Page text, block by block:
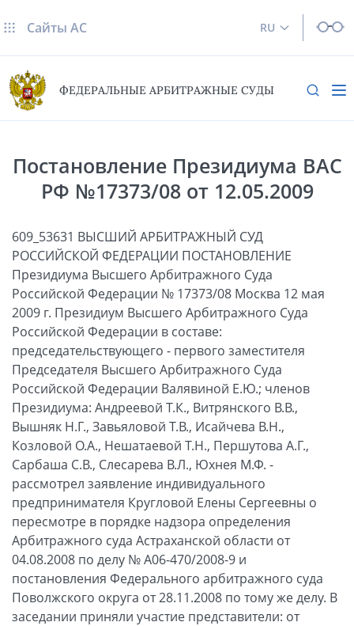
RU
Сайты AC
ФЕДЕРАЛЬНЫЕ АРБИТРАЖНЫЕ СУДЫ
Постановление Президиума ВАС
РФ №17373/08 от 12.05.2009
609_53631 ВЫСШИЙ АРБИТРАЖНЫЙ СУД
РОССИЙСКОЙ ФЕДЕРАЦИИ ПОСТАНОВЛЕНИЕ
Президиума Высшего Арбитражного Суда
Российской Федерации № 17373/08 Москва 12 мая
2009 г. Президиум Высшего Арбитражного Суда
Российской Федерации в составе:
председательствующего - первого заместителя
Председателя Высшего Арбитражного Суда
Российской Федерации Валявиной Е.Ю.; членов
Президиума: Андреевой Т.К., Витрянского В.В.,
Вышняк Н.Г., Завьяловой Т.В., Исайчева В.Н.,
Козловой О.А., Нешатаевой Т.Н., Першутова А.Г.,
Сарбаша С.В., Слесарева В.Л., Юхнея М.Ф. -
рассмотрел заявление индивидуального
предпринимателя Кругловой Елены Сергеевны о
пересмотре в порядке надзора определения
Арбитражного суда Астраханской области от
04.08.2008 по делу № А06-470/2008-9 и
постановления Федерального арбитражного суда
Поволжского округа от 28.11.2008 по тому же делу. В
заседании приняли участие представители: от